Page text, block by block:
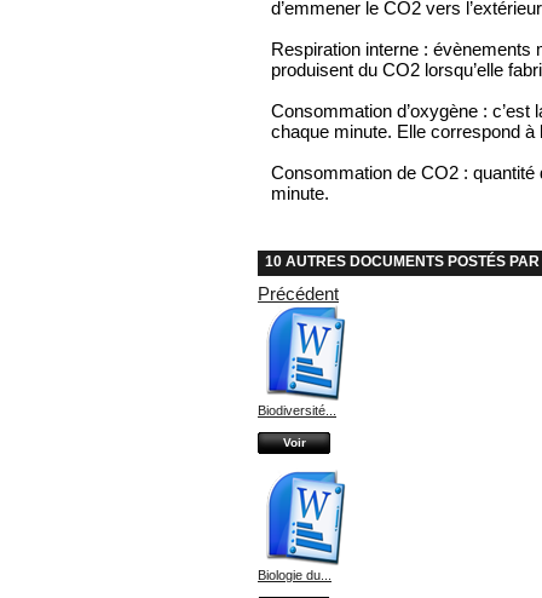
d’emmener le CO2 vers
Respiration interne : évènements
produisent du CO2 lorsqu’elle
Consommation d’oxygène : c’est
chaque minute. Elle correspond à
Consommation de CO2 :
minute.
10 AUTRES DOCUMENTS POSTÉS
Précédent
Biodiversité...
Voir
Biologie du...